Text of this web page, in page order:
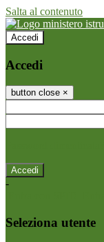
Salta al contenuto
Accedi
Accedi
button close ×
-
Seleziona utente